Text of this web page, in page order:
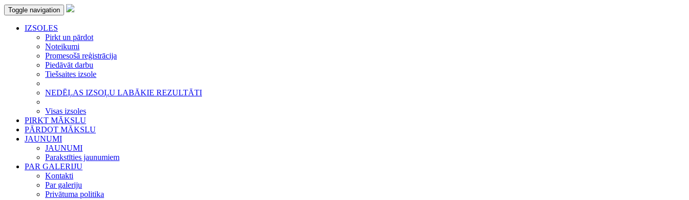
Toggle navigation
IZSOLES
Pirkt un pārdot
Noteikumi
Promesošā reģistrācija
Piedāvāt darbu
Tiešsaites izsole
NEDĒĻAS IZSOĻU LABĀKIE REZULTĀTI
Visas izsoles
PIRKT MĀKSLU
PĀRDOT MĀKSLU
JAUNUMI
JAUNUMI
Parakstīties jaunumiem
PAR GALERIJU
Kontakti
Par galeriju
Privātuma politika